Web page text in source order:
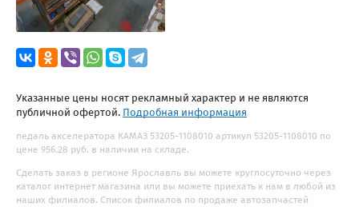
Указанные цены носят рекламный характер и не являются
публичной офертой. Подробная информация
педаль акселератора КАМАЗ 53205-1108010 артикул 53205-1108010 по
цене 956.28 руб. в наличии на складе.
Сделать заказ в регионе Ярославль вы можете круглосуточно через
каталог интернет магазина или вы можете приехать к нам в любой из
наших филиалов. Список филиалов по продаже автозапчастей